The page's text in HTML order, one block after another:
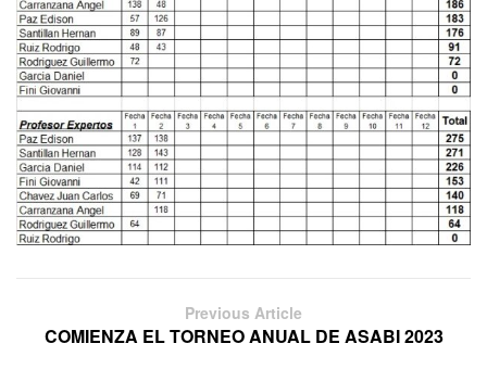
Previous Article
COMIENZA EL TORNEO ANUAL DE ASABI 2023